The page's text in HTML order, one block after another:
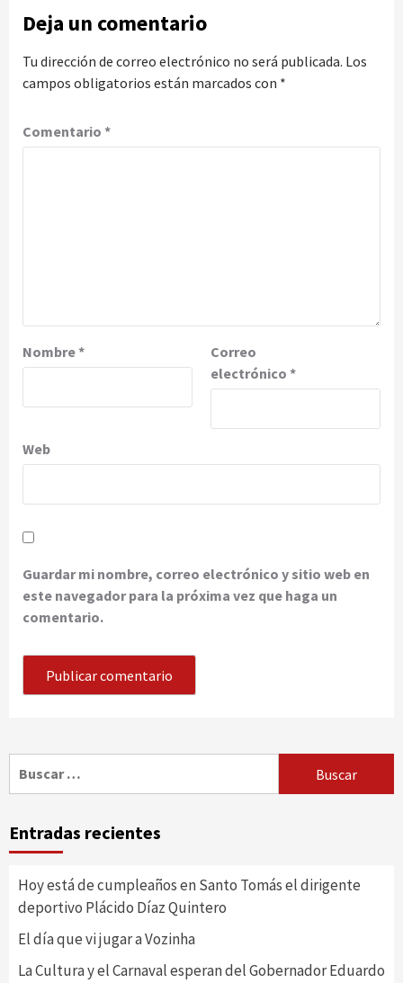
Deja un comentario
Tu dirección de correo electrónico no será publicada. Los
campos obligatorios están marcados con *
Comentario *
Nombre*
Correo
electrónico *
Web
Guardar mi nombre, correo electrónico y sitio web en
este navegador para la próxima vez que haga un
comentario.
Entradas recientes
Hoy está de cumpleaños en Santo Tomás el dirigente
deportivo Plácido Díaz Quintero
El día que vi jugar a Vozinha
La Cultura y el Carnaval esperan del Gobernador Eduardo